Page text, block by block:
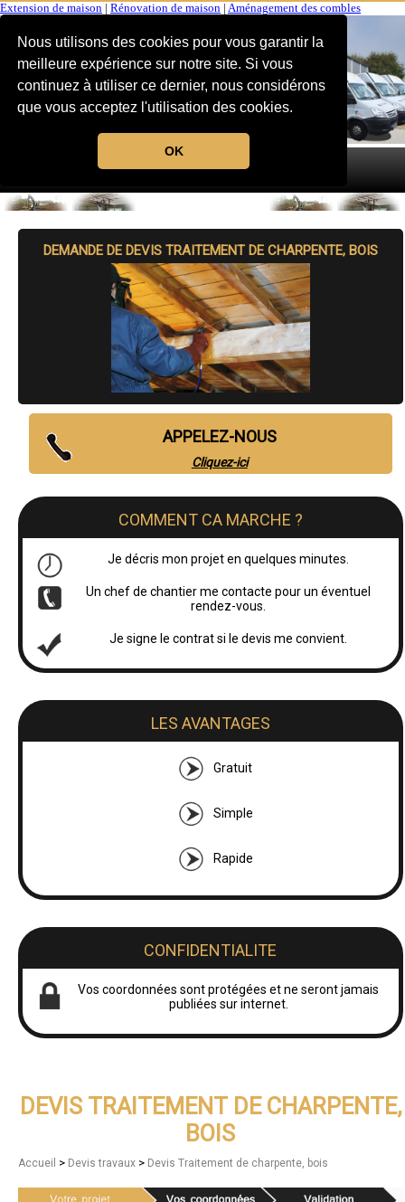
Nous utilisons des cookies pour vous garantir la
meilleure expérience sur notre site. Si vous
continuez à utiliser ce dernier, nous considérons
que vous acceptez l'utilisation des cookies.
OK
Extension de maison Rénovation de maison Aménagement des combles
MENU
DEMANDE DE DEVIS TRAITEMENT DE CHARPENTE, BOIS
APPELEZ-NOUS
Cliquez-ici
COMMENT CA MARCHE ?
Je décris mon projet en quelques minutes.
Un chef de chantier me contacte pour un éventuel
rendez-vous.
Je signe le contrat si le devis me convient.
LES AVANTAGES
Gratuit
Simple
Rapide
CONFIDENTIALITE
Vos coordonnées sont protégées et ne seront jamais
publiées sur internet.
DEVIS TRAITEMENT DE CHARPENTE,
BOIS
Accueil > Devis travaux > Devis Traitement de charpente, bois